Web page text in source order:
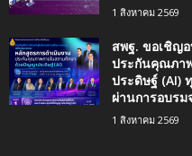
1 สิงหาคม 2569
สพฐ. ขอเชิญ
ประกันคุณภา
ประดิษฐ์ (AI)
ผ่านการอบรม
1 สิงหาคม 2569